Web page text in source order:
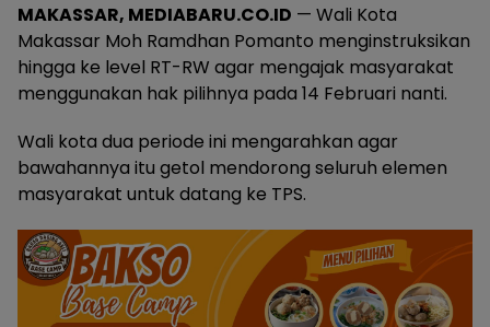
MAKASSAR, MEDIABARU.CO.ID — Wali Kota
Makassar Moh Ramdhan Pomanto menginstruksikan
hingga ke level RT-RW agar mengajak masyarakat
menggunakan hak pilihnya pada 14 Februari nanti.
Wali kota dua periode ini mengarahkan agar
bawahannya itu getol mendorong seluruh elemen
masyarakat untuk datang ke TPS.